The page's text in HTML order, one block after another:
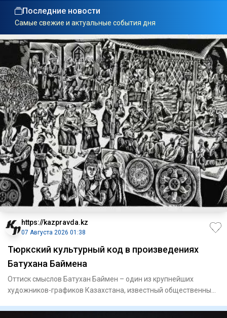
Последние новости
Самые свежие и актуальные события дня
https://kazpravda.kz
07 Августа 2026 01:38
Тюркский культурный код в произведениях
Батухана Баймена
Оттиск смыслов Батухан Баймен – один из крупнейших
художников-графиков Казахстана, известный общественный